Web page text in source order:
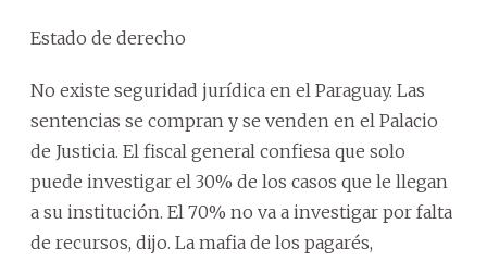
Estado de derecho
No existe seguridad jurídica en el Paraguay. Las
sentencias se compran y se venden en el Palacio
de Justicia. El fiscal general confiesa que solo
puede investigar el 30% de los casos que le llegan
a su institución. El 70% no va a investigar por falta
de recursos, dijo. La mafia de los pagarés,